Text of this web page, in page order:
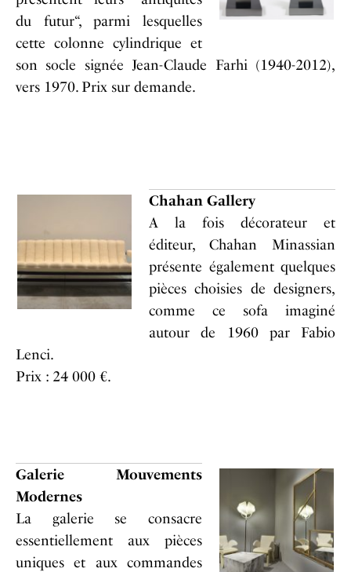
du futur“, parmi lesquelles
cette colonne cylindrique et
son socle signée Jean-Claude Farhi (1940-2012),
vers 1970. Prix sur demande.
Chahan Gallery
A la fois décorateur et
éditeur, Chahan Minassian
présente également quelques
pièces choisies de designers,
comme ce sofa imaginé
autour de 1960 par Fabio
Lenci.
Prix : 24 000 €.
Galerie Mouvements
Modernes
La galerie se consacre
essentiellement aux pièces
uniques et aux commandes